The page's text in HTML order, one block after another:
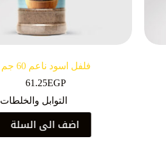
فلفل اسود ناعم 60 جم
61.25EGP
التوابل والخلطات
اضف الى السلة